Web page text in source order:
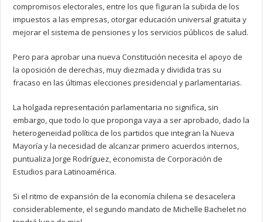
compromisos electorales, entre los que figuran la subida de los
impuestos a las empresas, otorgar educación universal gratuita y
mejorar el sistema de pensiones y los servicios públicos de salud.
Pero para aprobar una nueva Constitución necesita el apoyo de
la oposición de derechas, muy diezmada y dividida tras su
fracaso en las últimas elecciones presidencial y parlamentarias.
La holgada representación parlamentaria no significa, sin
embargo, que todo lo que proponga vaya a ser aprobado, dado la
heterogeneidad política de los partidos que integran la Nueva
Mayoría y la necesidad de alcanzar primero acuerdos internos,
puntualiza Jorge Rodríguez, economista de Corporación de
Estudios para Latinoamérica.
Si el ritmo de expansión de la economía chilena se desacelera
considerablemente, el segundo mandato de Michelle Bachelet no